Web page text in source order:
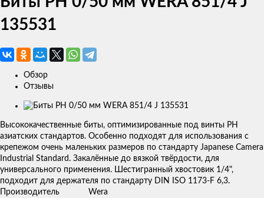
135531
Обзор
Отзывы
Изображения
товаров
Высококачественные биты, оптимизированные под винты PH
азиатских стандартов. Особенно подходят для использования с
крепежом очень маленьких размеров по стандарту Japanese Camera
Industrial Standard. Закалённые до вязкой твёрдости, для
универсального применения. Шестигранный хвостовик 1/4",
подходит для держателя по стандарту DIN ISO 1173-F 6,3.
Производитель
Wera